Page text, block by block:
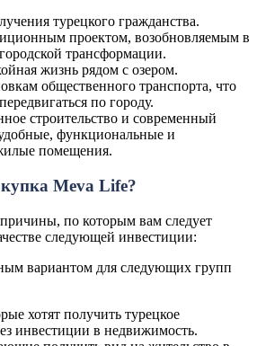
турецкого гражданства.
проектом, возобновляемым в
трансформации.
жизнь рядом с озером.
общественного транспорта, что
по городу.
строительство и современный
функциональные и
помещения.
Meva Life?
по которым вам следует
следующей инвестиции:
вариантом для следующих групп
хотят получить турецкое
инвестиции в недвижимость.